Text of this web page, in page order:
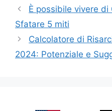
È possibile vivere di
Sfatare 5 miti
Calcolatore di
2024: Potenziale e